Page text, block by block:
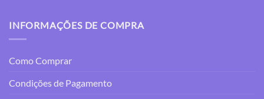
do
INFORMAÇÕES DE COMPRA
Como Comprar
Condições de Pagamento